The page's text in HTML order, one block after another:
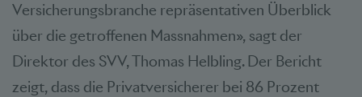
Versicherungsbranche repräsentativen Überblick
über die getroffenen Massnahmen», sagt der
Direktor des SVV, Thomas Helbling. Der Bericht
zeigt, dass die Privatversicherer bei 86 Prozent